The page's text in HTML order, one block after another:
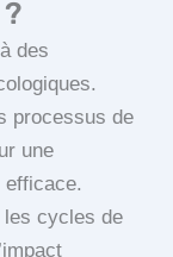
des
processus de
une
efficace.
les cycles de